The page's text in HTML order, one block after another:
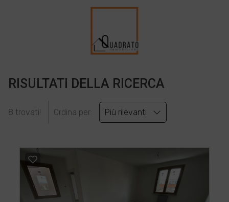
RISULTATI DELLA RICERCA
8 trovati! Ordina per: Più rilevanti